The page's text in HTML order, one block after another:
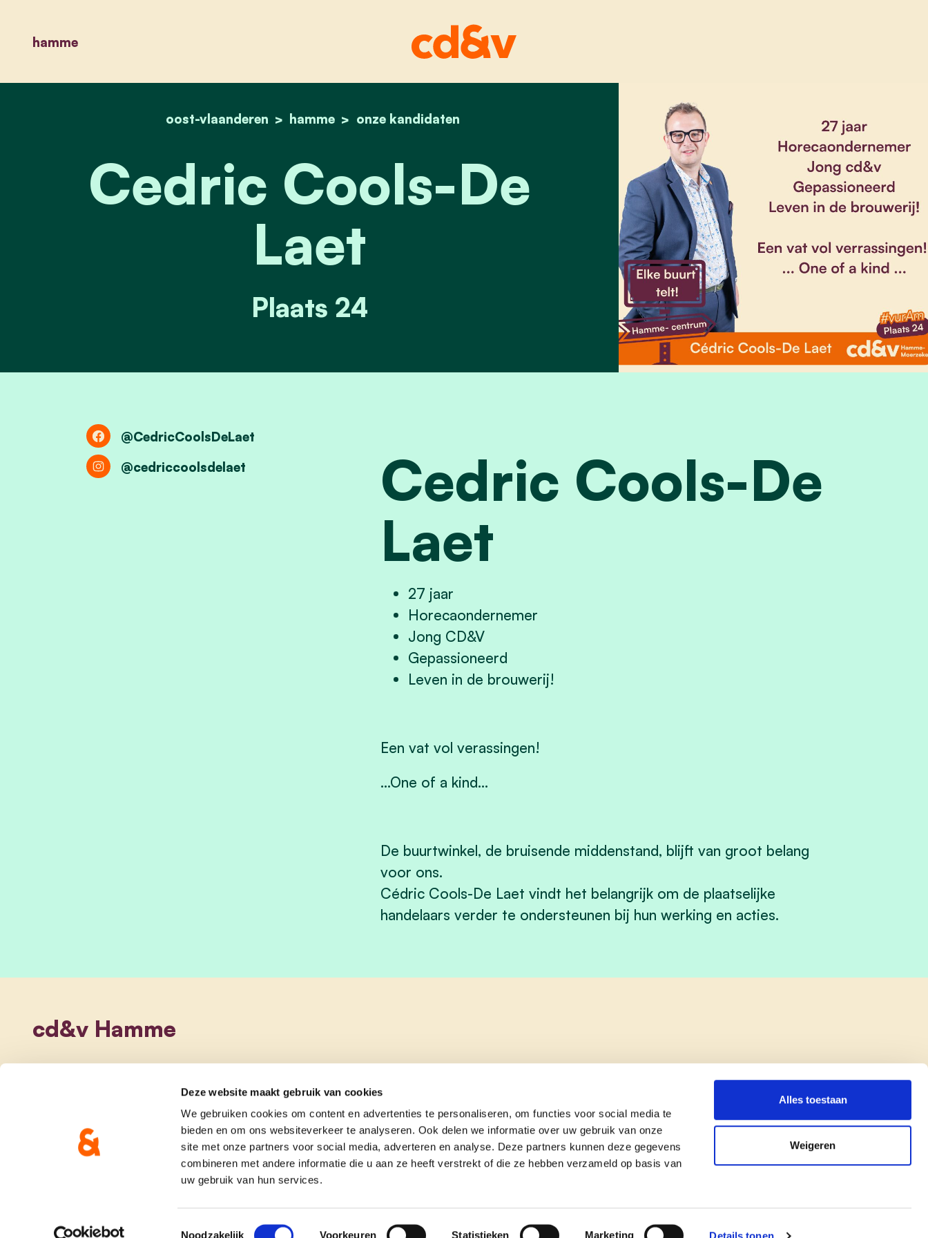
Deze website maakt gebruik van cookies
We gebruiken cookies om content en advertenties te personaliseren, om functies voor social media te
bieden en om ons websiteverkeer te analyseren. Ook delen we informatie over uw gebruik van onze
site met onze partners voor social media, adverteren en analyse. Deze partners kunnen deze gegevens
combineren met andere informatie die u aan ze heeft verstrekt of die ze hebben verzameld op basis van
uw gebruik van hun services.
Toestemmingsselectie
Noodzakelijk Voorkeuren Statistieken Marketing Details tonen
Alles toestaan
Weigeren
hamme
home
oost-vlaanderen hamme onze kandidaten
cedric cools-de laet
Cedric Cools-De
Laet
Plaats 24
Cedric Cools-De
Laet
27 jaar
Horecaondernemer
Jong CD&V
Gepassioneerd
Leven in de brouwerij!
Een vat vol verassingen!
...One of a kind...
De buurtwinkel, de bruisende middenstand, blijft van groot belang
voor ons.
Cédric Cools-De Laet vindt het belangrijk om de plaatselijke
handelaars verder te ondersteunen bij hun werking en acties.
@CedricCoolsDeLaet
@cedriccoolsdelaet
cd&v Hamme
onze partij doe mee contact